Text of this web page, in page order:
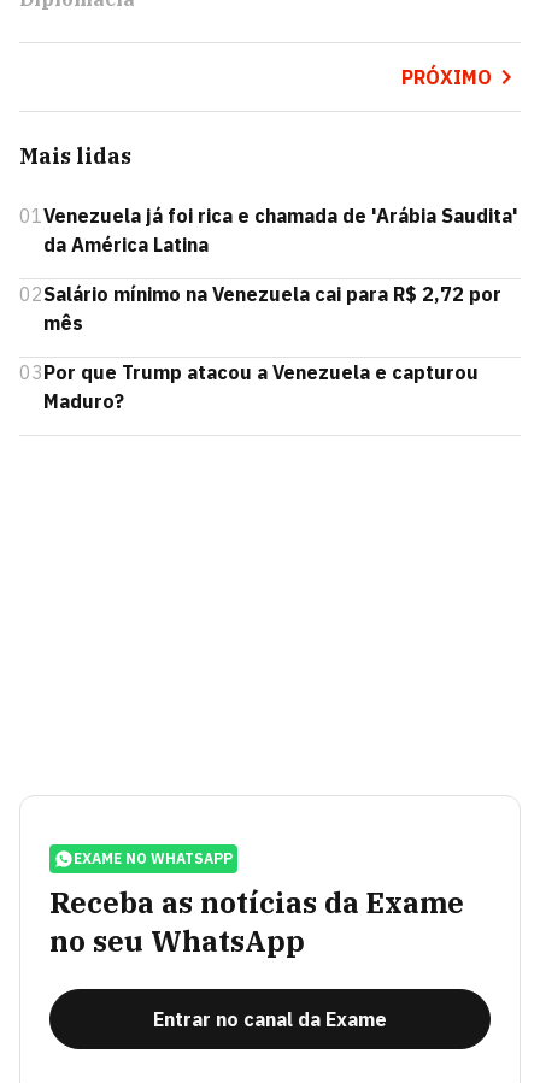
PRÓXIMO
Mais lidas
01Venezuela já foi rica e chamada de 'Arábia Saudita'
da América Latina
02Salário mínimo na Venezuela cai para R$ 2,72 por
mês
03Por que Trump atacou a Venezuela e capturou
Maduro?
EXAME NO WHATSAPP
Receba as notícias da Exame
no seu WhatsApp
Entrar no canal da Exame